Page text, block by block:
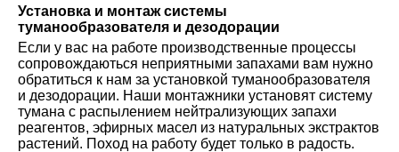
Установка и монтаж системы
туманообразователя и дезодорации
Если у вас на работе производственные процессы
сопровождаються неприятными запахами вам нужно
обратиться к нам за установкой туманообразователя
и дезодорации. Наши монтажники установят систему
тумана с распылением нейтрализующих запахи
реагентов, эфирных масел из натуральных экстрактов
растений. Поход на работу будет только в радость.